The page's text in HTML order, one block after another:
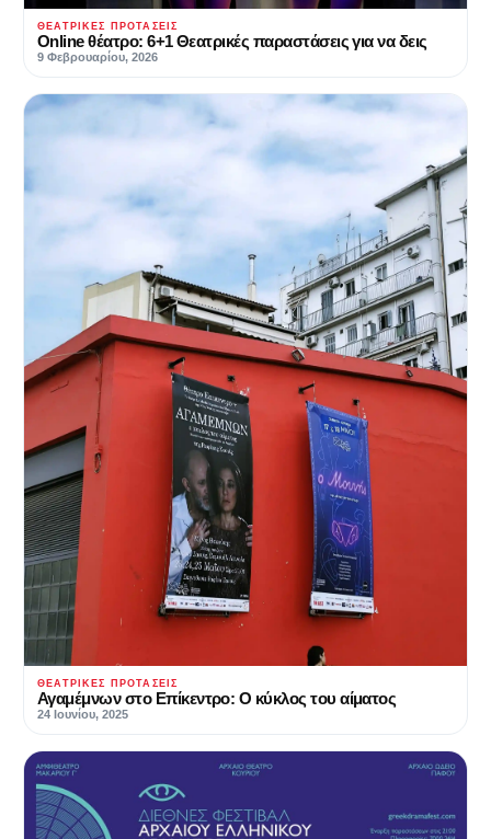
ΘΕΑΤΡΙΚΈΣ ΠΡΟΤΆΣΕΙΣ
Online θέατρο: 6+1 Θεατρικές παραστάσεις για να δεις
9 Φεβρουαρίου, 2026
ΘΕΑΤΡΙΚΈΣ ΠΡΟΤΆΣΕΙΣ
Αγαμέμνων στο Επίκεντρο: Ο κύκλος του αίματος
24 Ιουνίου, 2025